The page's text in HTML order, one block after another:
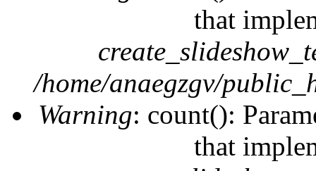
that
/home/anaegzgv/
Warning: count():
that